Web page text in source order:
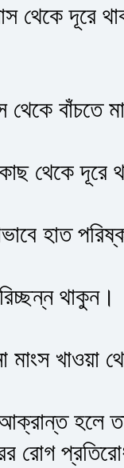
থেকে দূরে
থেকে বাঁচতে
থেকে দূরে
হাত
থাকুন।
মাংস খাওয়া
হলে
রোগ